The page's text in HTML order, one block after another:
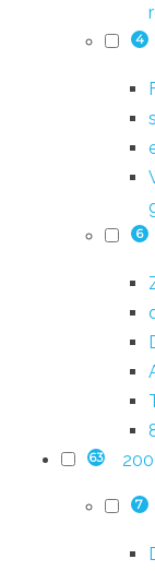
4
6
63
7